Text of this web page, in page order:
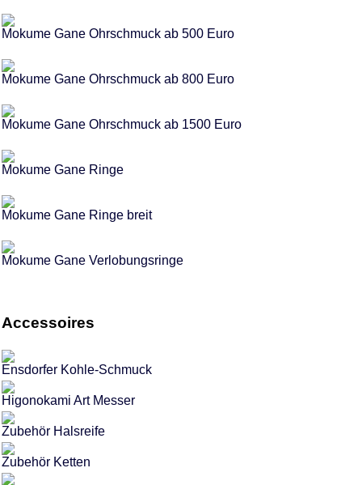
Mokume Gane Ohrschmuck ab 500 Euro
Mokume Gane Ohrschmuck ab 800 Euro
Mokume Gane Ohrschmuck ab 1500 Euro
Mokume Gane Ringe
Mokume Gane Ringe breit
Mokume Gane Verlobungsringe
Accessoires
Ensdorfer Kohle-Schmuck
Higonokami Art Messer
Zubehör Halsreife
Zubehör Ketten